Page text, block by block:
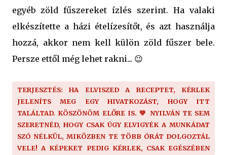
egyéb zöld fűszereket ízlés szerint. Ha valaki
elkészítette a házi ételízesítőt, és azt használja
hozzá, akkor nem kell külön zöld fűszer bele.
Persze ettől még lehet rakni... 😉
TERJESZTÉS: HA ELVISZED A RECEPTET, KÉRLEK
JELENÍTS MEG EGY HIVATKOZÁST, HOGY ITT
TALÁLTAD. KÖSZÖNÖM ELŐRE IS. 💚 NYILVÁN TE SEM
SZERETNÉD, HOGY CSAK ÚGY ELVIGYÉK A MUNKÁDAT
SZÓ NÉLKÜL, MIKÖZBEN TE TÖBB ÓRÁT DOLGOZTÁL
VELE! A KÉPEKET PEDIG KÉRLEK, CSAK EGÉSZÉBEN